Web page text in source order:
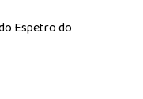
Espetro do